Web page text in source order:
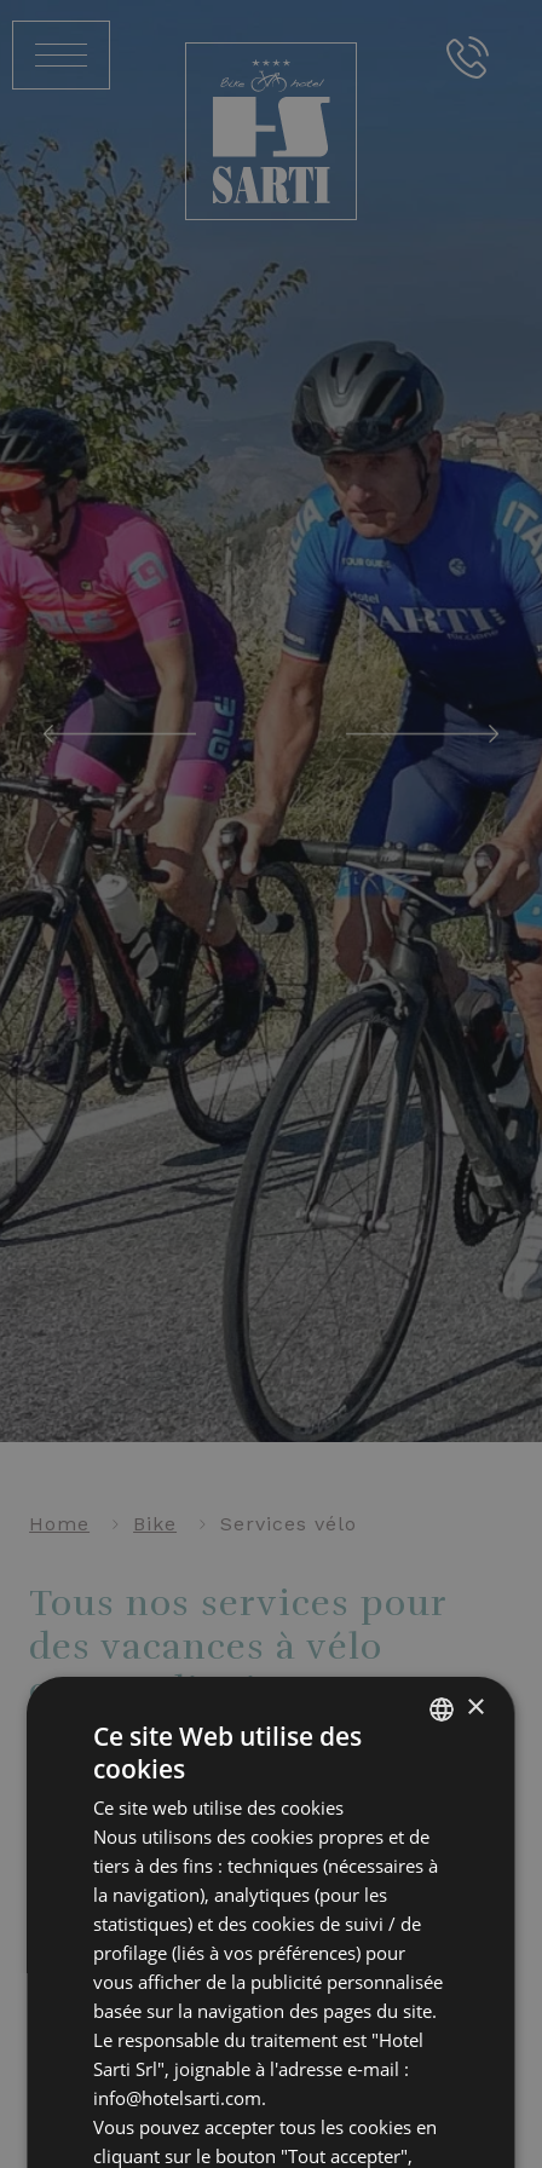
Home Bike Services vélo
Tous nos services pour
des vacances à vélo
extraordinaires!
PENSÉS PAR DES PASSIONNÉS DE
CYCLISME POUR LE BIEN-ÊTRE DE TOUS
LES CYCLISTES
Pédaler à travers collines et plaines, entre
forêts et campagne; atteindre des villages
cachés, se reposer à l’ombre des
forteresses médiévales de notre terre
ancienne, savourer le silence de la nature,
retrouver des rythmes oubliés. Ce sont là
des plaisirs que tous les amateurs de
deux-roues peuvent facilement imaginer,
mais quenotre hôtel rend uniques,
×
Ce site Web utilise des
cookies
Ce site web utilise des cookies
Nous utilisons des cookies propres et de
tiers à des fins : techniques (nécessaires à
la navigation), analytiques (pour les
statistiques) et des cookies de suivi / de
profilage (liés à vos préférences) pour
vous afficher de la publicité personnalisée
basée sur la navigation des pages du site.
Le responsable du traitement est "Hotel
Sarti Srl", joignable à l'adresse e-mail :
info@hotelsarti.com.
Vous pouvez accepter tous les cookies en
cliquant sur le bouton "Tout accepter",